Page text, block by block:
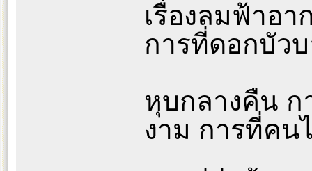
เรื่องลมฟ้าอ
การที่ดอกบัว
หุบกลางคืน
งาม การที่คน